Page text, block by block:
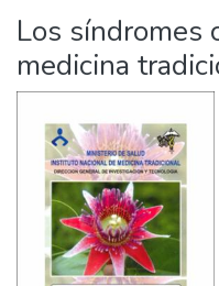
Enlaces de interés ▾
Los síndromes
medicina